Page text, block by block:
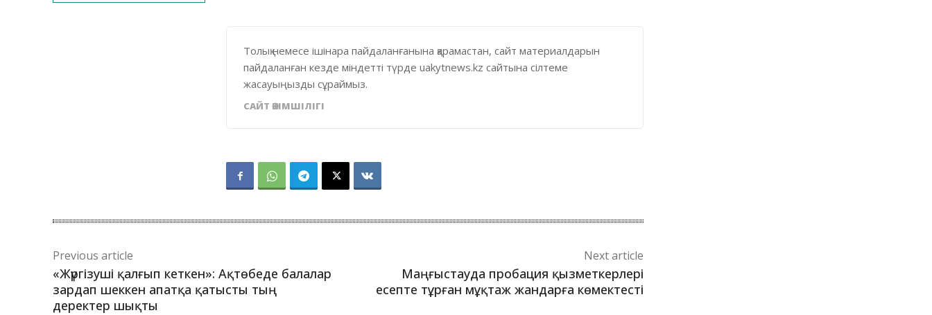
Толық немесе ішінара пайдаланғанына қарамастан, сайт материалдарын
пайдаланған кезде міндетті түрде uakytnews.kz сайтына сілтеме
жасауыңызды сұраймыз.
САЙТ ӘКІМШІЛІГІ
Previous article
«Жүргізуші қалғып кеткен»: Ақтөбеде балалар
зардап шеккен апатқа қатысты тың
деректер шықты
Next article
Маңғыстауда пробация қызметкерлері
есепте тұрған мұқтаж жандарға көмектесті